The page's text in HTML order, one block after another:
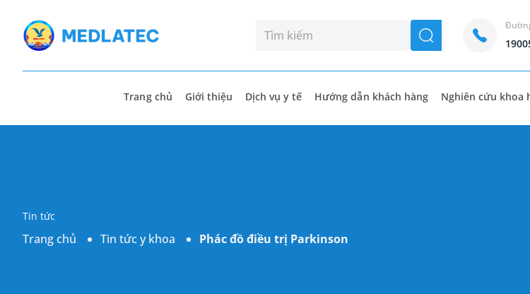
seach
Trang chủ Giới thiệu Dịch vụ y tế Hướng dẫn khách hàng Nghiên cứu khoa
Tin tức
Trang chủ Tin tức y khoa Phác đồ điều trị Parkinson